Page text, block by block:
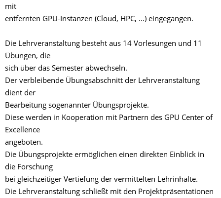
mit
entfernten GPU-Instanzen (Cloud, HPC, ...) eingegangen.
Die Lehrveranstaltung besteht aus 14 Vorlesungen und 11
Übungen, die
sich über das Semester abwechseln.
Der verbleibende Übungsabschnitt der Lehrveranstaltung
dient der
Bearbeitung sogenannter Übungsprojekte.
Diese werden in Kooperation mit Partnern des GPU Center of
Excellence
angeboten.
Die Übungsprojekte ermöglichen einen direkten Einblick in
die Forschung
bei gleichzeitiger Vertiefung der vermittelten Lehrinhalte.
Die Lehrveranstaltung schließt mit den Projektpräsentationen